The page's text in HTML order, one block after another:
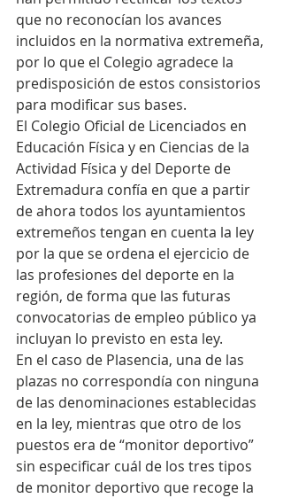
que no reconocían los avances
incluidos en la normativa extremeña,
por lo que el Colegio agradece la
predisposición de estos consistorios
para modificar sus bases.
El Colegio Oficial de Licenciados en
Educación Física y en Ciencias de la
Actividad Física y del Deporte de
Extremadura confía en que a partir
de ahora todos los ayuntamientos
extremeños tengan en cuenta la ley
por la que se ordena el ejercicio de
las profesiones del deporte en la
región, de forma que las futuras
convocatorias de empleo público ya
incluyan lo previsto en esta ley.
En el caso de Plasencia, una de las
plazas no correspondía con ninguna
de las denominaciones establecidas
en la ley, mientras que otro de los
puestos era de “monitor deportivo”
sin especificar cuál de los tres tipos
de monitor deportivo que recoge la